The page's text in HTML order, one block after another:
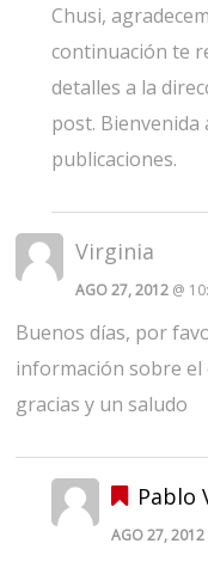
Chusi,
continuación te
detalles a la
post. Bienvenida
publicaciones.
Virginia
AGO 27, 2012 @
Buenos días, por
información sobre el
gracias y un saludo
Pablo
AGO 27, 2012